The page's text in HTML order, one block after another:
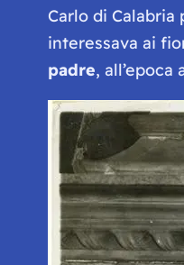
Carlo di
interessava ai
padre,